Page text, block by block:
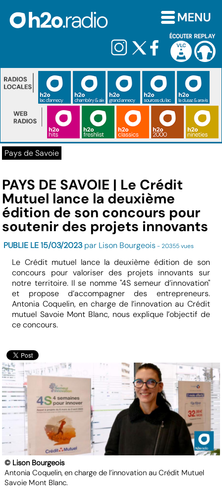
Pays de Savoie
PAYS DE SAVOIE | Le Crédit
Mutuel lance la deuxième
édition de son concours pour
soutenir des projets innovants
PUBLIE LE 15/03/2023 par Lison Bourgeois - 20355 vues
Le Crédit mutuel lance la deuxième édition de son
concours pour valoriser des projets innovants sur
notre territoire. Il se nomme "4S semeur d’innovation"
et propose d’accompagner des entrepreneurs.
Antonia Coquelin, en charge de l’innovation au Crédit
mutuel Savoie Mont Blanc, nous explique l’objectif de
ce concours.
© Lison Bourgeois
Antonia Coquelin, en charge de l’innovation au Crédit Mutuel
Savoie Mont Blanc.